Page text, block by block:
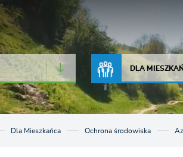
JAKOŚĆ POWIETRZA
DLA
Dla Mieszkańca Ochrona środowiska